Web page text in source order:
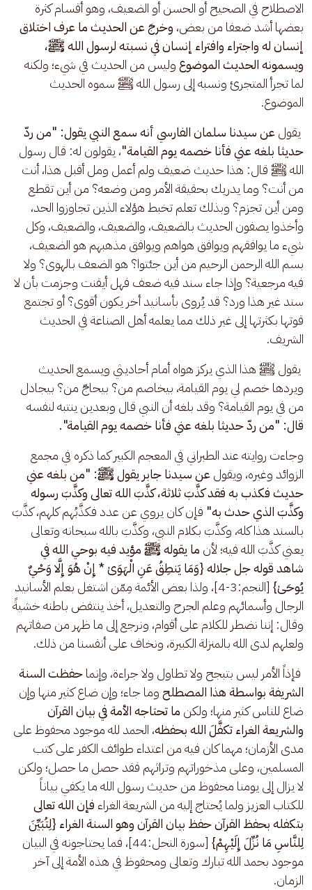
الاصطلاح في الصحيح أو الحسن أو الضعيف، وهو أقسام كثرة
بعضها أشد ضعفا من بعض، وخرجَ عن الحديثما عرف اختلاق
إنسان له واجتراء وافتراء إنسان في نسبته لرسول الله ﷺ،
ويسمونه الحديث الموضوع وليس من الحديث في شيء؛ ولكنه
لما تجرأ المتجرئ ونسبه إلى رسول الله ﷺ سموه الحديث
الموضوع.
يقول عن سيدنا سلمان الفارسي أنه سمع النبي يقول: "من ردّ
حديثا بلغه عني فأنا خصمه يوم القيامة"، يقولون له: قال رسول
الله ﷺ قال: هذا حديث ضعيف ولم أعمل ومل أقبل هذا، أنت
من أنت؟ وما يدريك بحقيقة الأمر ومن وضعه؟ من أين تقطع
ومن أين تجزم؟ وبذلك تعلم تخبط هؤلاء الذين تجاوزوا الحد،
وأخذوا يصفون الحديث بالضعيف، والضعيف، والضعيف، وكل
شيء ما يوافقهم ويوافق هواهم ويوافق مذهبهم هو الضعيف،
بسم الله الرحمن الرحيم من أين جئتوا؟ هو الضعف بالهوى؟ ولا
فيه مرجعية؟ وإذا جاء سند فيه ضعف فهل أيقنت وجزمت بأن لا
سند غير هذا ورد؟ قد يُروى بأسانيد أخر يكون أقوى؟ أو تجتمع
قوتها بكثرتها إلى غير ذلك مما يعلمه أهل الصناعة في الحديث
الشريف.
يقول ﷺ هذا الذي يركز هواه أمام أحاديثي ويسمع الحديث
ويردها خصم لي يوم القيامة، بيخاصم من؟ بيحاجّ من؟ بيجادل
من في يوم القيامة؟ وقد بلغه أن النبي قال وبعدين ينتبه لنفسه
قال: "من ردّ حديثا بلغه عني فأنا خصمه يوم القيامة".
وجاءت روايته عند الطبراني في المعجم الكبير كما ذكره في مجمع
الزوائد وغيره، ويقول عن سيدنا جابر يقول ﷺ: "من بلغه عني
حديث فكذب به فقد كذَّبَ ثلاثة، كذَّبَ الله تعالى وكذَّبَ رسوله
وكذَّبَ الذي حدث به" فإن كان يروي عن عدد فكذَّبُهم كلهم، كذَّبَ
بالسند هذا كله، وكذَّبَ بكلام النبي، وكذَّبَ بالله سبحانه وتعالى
يعني كذَّبَ الله فيه؛ لأن ما يقوله ﷺ مؤيد فيه بوحي الله في
شاهد قوله جل جلاله {وَمَا يَنطِقُ عَنِ الْهَوَىٰ * إِنْ هُوَ إِلَّا وَحْيٌ
يُوحَىٰ}
[النجم:3-4]، ولذا بعض الأئمة مِمّن اشتغل بعلم الأسانيد
الرجال وأسمائهم وعلم الجرح والتعديل، أخذ ينتفض باطنه خشيةً
وقال: إننا نضطر للكلام على أقوام، ونرجع إلى ما ظهر من صفاتهم
ولعلهم لدى الله بالمنزلة الكبيرة، ونخاف على أنفسنا من ذلك.
فإذاً الأمر ليس بتبجح ولا تطاول ولا جراءة، وإنما حفظت السنة
الشريفة بواسطة هذا المصطلح وما جاء؛ وإن ضاع كثير منها وإن
ضاع للناس كثير منها؛ ولكن ما تحتاجه الأمة في بيان القرآن
والشريعة الغراء تكفَّلَ الله بحفظه، الحمد لله موجود محفوظ على
مدى الأزمان؛ مهما كان فيه من اعتداء طوائف الكفر على كتب
المسلمين، وعلى مذخوراتهم وتراثهم فقد حصل ما حصل؛ ولكن
لا يزال إلى يومنا محفوظ من حديث رسول الله ما يكفي بياناً
للكتاب العزيز ولما يُحتاج إليه من الشريعة الغراء فإن الله تعالى
بتكفله بحفظ القرآن حفظ بيان القرآن وهو السنة الغراء {لِتُبَيِّنَ
لِلنَّاسِ مَا نُزِّلَ إِلَيْهِمْ}
[سورة النحل:44]، فما يحتاجونه في البيان
موجود بحمد الله تبارك وتعالى ومحفوظ في هذه الأمة إلى آخر
الزمان.